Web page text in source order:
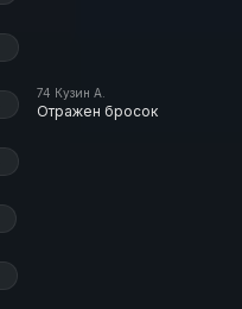
74 Кузин А.
Отражен бросок